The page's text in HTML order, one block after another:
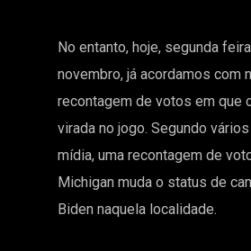
No entanto, hoje, segunda
novembro, já acordamos com
recontagem de votos em que
virada no jogo. Segundo
mídia, uma recontagem de
Michigan muda o status de
Biden naquela localidade.